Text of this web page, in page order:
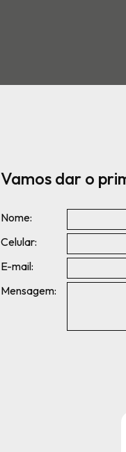
Vamos dar o
Nome:
Celular:
E-mail:
Mensagem: